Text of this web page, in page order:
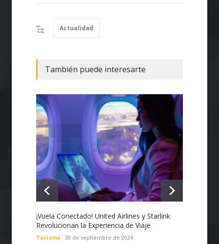
Actualidad
También puede interesarte
¡Vuela Conectado! United Airlines y Starlink
Revolucionan la Experiencia de Viaje
Turismo 30 de septiembre de 2024